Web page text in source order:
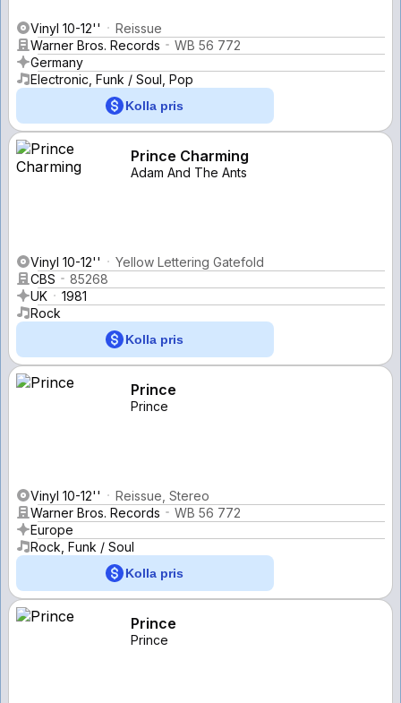
Vinyl 10-12''
Reissue
Warner Bros. Records
WB 56 772
Germany
Electronic, Funk / Soul, Pop
Kolla pris
Prince Charming
Adam And The Ants
Vinyl 10-12''
Yellow Lettering Gatefold
CBS
85268
UK
1981
Rock
Kolla pris
Prince
Prince
Vinyl 10-12''
Reissue, Stereo
Warner Bros. Records
WB 56 772
Europe
Rock, Funk / Soul
Kolla pris
Prince
Prince